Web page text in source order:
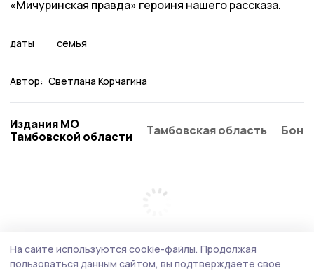
«Мичуринская правда» героиня нашего рассказа.
даты семья
Автор: Светлана Корчагина
Издания МО
Тамбовской области
Тамбовская область
На сайте используются cookie-файлы. Продолжая
пользоваться данным сайтом, вы подтверждаете свое